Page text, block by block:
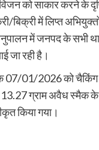
को साकार करने के
बिक्री में लिप्त
में जनपद के सभी
जा रही है।
07/01/2026 को
ग्राम अवैध स्मैक के
किया गया।